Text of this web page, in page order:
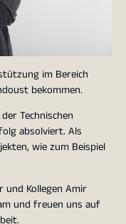
im Bereich
bekommen.
Technischen
absolviert. Als
wie zum Beispiel
und Kollegen Amir
und freuen uns auf